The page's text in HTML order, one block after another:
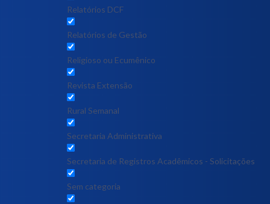
Relatórios DCF
Relatórios de Gestão
Religioso ou Ecumênico
Revista Extensão
Rural Semanal
Secretaria Administrativa
Secretaria de Registros Acadêmicos - Solicitações
Sem categoria